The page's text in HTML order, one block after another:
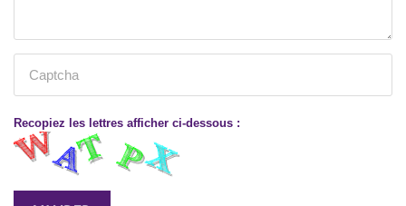
Recopiez les lettres afficher ci-dessous :